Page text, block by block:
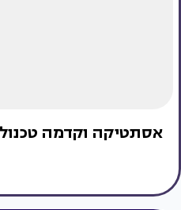
אסתטיקה וקדמה